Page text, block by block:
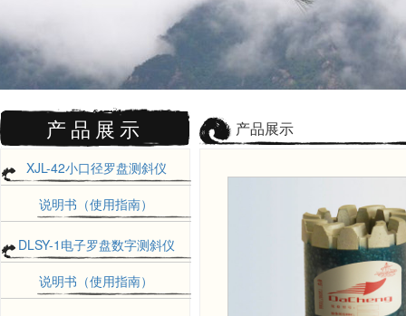
产品展示
XJL-42小口径罗盘测斜仪
说明书（使用指南）
DLSY-1电子罗盘数字测斜仪
说明书（使用指南）
产品展示